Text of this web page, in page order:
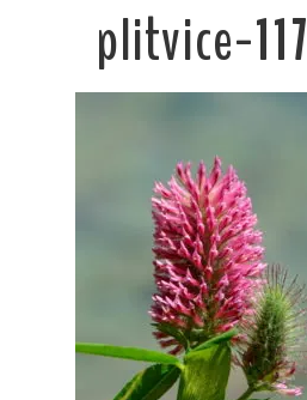
plitvice-117